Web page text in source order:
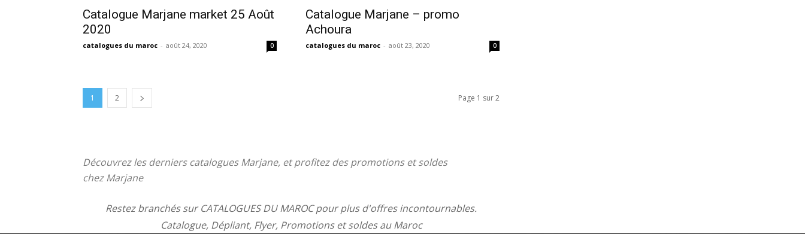
Catalogue Marjane market 25 Août
2020
catalogues du maroc - août 24, 2020 0
Catalogue Marjane – promo
Achoura
catalogues du maroc - août 23, 2020 0
1 2 Page 1 sur 2
Découvrez les derniers catalogues Marjane, et profitez des promotions et soldes
chez Marjane
Restez branchés sur CATALOGUES DU MAROC pour plus d'offres incontournables.
Catalogue, Dépliant, Flyer, Promotions et soldes au Maroc